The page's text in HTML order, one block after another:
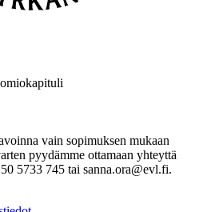
vain sopimuksen mukaan
pyydämme ottamaan yhteyttä
5733 745 tai sanna.ora@evl.fi.